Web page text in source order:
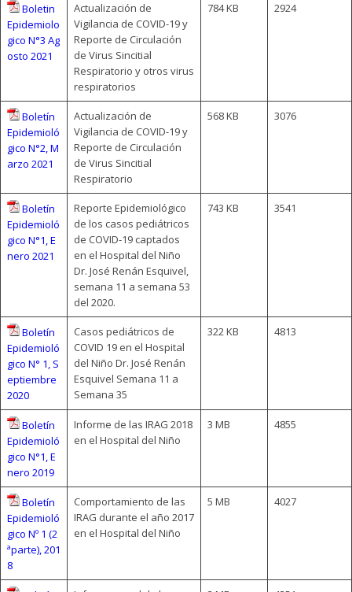
Boletin
Epidemiolo
gico N°3 Ag
osto 2021
Actualización de
Vigilancia de COVID-19 y
Reporte de Circulación
de Virus Sincitial
Respiratorio y otros virus
respiratorios
784 KB 2924
Boletín
Epidemioló
gico N°2, M
arzo 2021
Actualización de
Vigilancia de COVID-19 y
Reporte de Circulación
de Virus Sincitial
Respiratorio
568 KB 3076
Boletín
Epidemioló
gico N°1, E
nero 2021
Reporte Epidemiológico
de los casos pediátricos
de COVID-19 captados
en el Hospital del Niño
Dr. José Renán Esquivel,
semana 11 a semana 53
del 2020.
743 KB 3541
Boletín
Epidemioló
gico N° 1, S
eptiembre
2020
Casos pediátricos de
COVID 19 en el Hospital
del Niño Dr. José Renán
Esquivel Semana 11 a
Semana 35
322 KB 4813
Boletín
Epidemioló
gico N°1, E
nero 2019
Informe de las IRAG 2018
en el Hospital del Niño
3 MB 4855
Boletín
Epidemioló
gico Nº 1 (2
ªparte), 201
8
Comportamiento de las
IRAG durante el año 2017
en el Hospital del Niño
5 MB 4027